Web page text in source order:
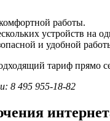
работы.
устройств на
и удобной
тариф прямо
8 495 955-18-82